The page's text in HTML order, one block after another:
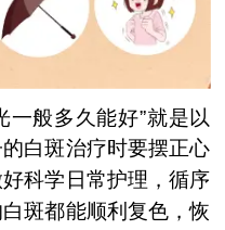
般多久能好”就是以
白斑治疗时要摆正心
科学日常护理，循序
斑都能顺利复色，恢